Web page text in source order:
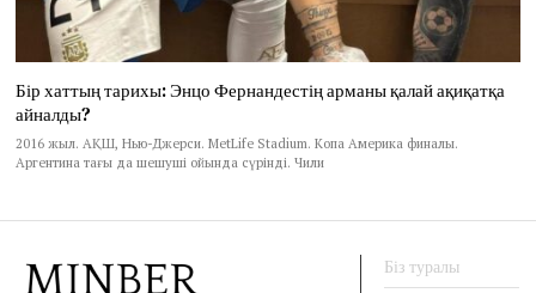
Бір хаттың тарихы: Энцо Фернандестің арманы қалай ақиқатқа
айналды?
2016 жыл. АҚШ, Нью-Джерси. MetLife Stadium. Копа Америка финалы.
Аргентина тағы да шешуші ойында сүрінді. Чили
Біз туралы